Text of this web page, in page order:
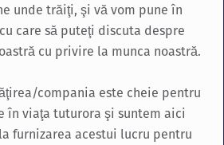
unde trăiţi, şi vă vom pune în
care să puteţi discuta despre
cu privire la munca noastră.
compania este cheie pentru
viaţa tuturora şi suntem aici
furnizarea acestui lucru pentru